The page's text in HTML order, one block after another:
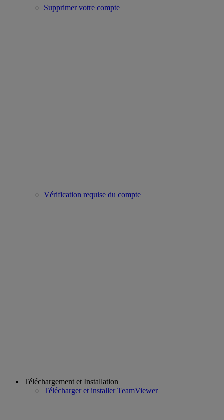
Supprimer votre compte
Vérification requise du compte
Téléchargement et Installation
Télécharger et installer TeamViewer